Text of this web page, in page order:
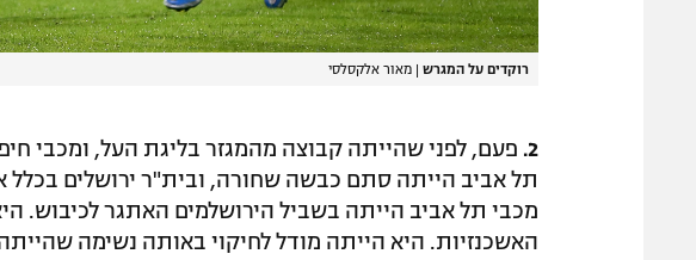
רוקדים על המגרש | מאור אלקסלסי
2. פעם, לפני שהייתה קבוצה מהמגזר בליגת העל, ומכבי
תל אביב הייתה סתם כבשה שחורה, ובית"ר ירושלים בכלל
מכבי תל אביב הייתה בשביל הירושלמים האתגר לכיבוש.
האשכנזיות. היא הייתה מודל לחיקוי באותה נשימה